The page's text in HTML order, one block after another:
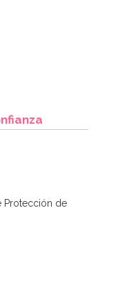
Protección de